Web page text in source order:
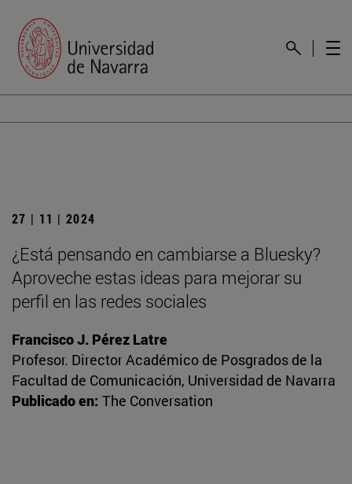
27 | 11 | 2024
¿Está pensando en cambiarse a Bluesky?
Aproveche estas ideas para mejorar su
perfil en las redes sociales
Francisco J. Pérez Latre
Profesor. Director Académico de Posgrados de la
Facultad de Comunicación, Universidad de Navarra
Publicado en: The Conversation